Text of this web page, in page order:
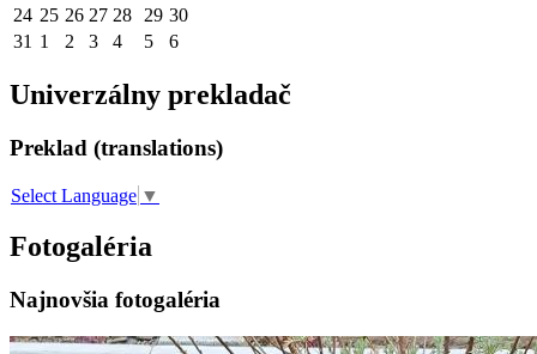
24 25 26 27 28 29 30
31 1 2 3 4 5 6
Univerzálny prekladač
Preklad (translations)
Select Language ▼
Fotogaléria
Najnovšia fotogaléria